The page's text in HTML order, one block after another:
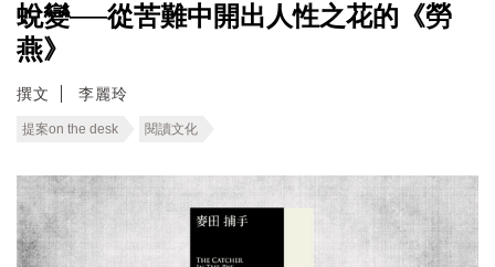
蛻變──從苦難中開出人性之花的《勞
燕》
撰文 李麗玲
提案on the desk 閱讀文化